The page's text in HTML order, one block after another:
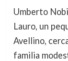
Umberto
Lauro, un
Avellino,
familia